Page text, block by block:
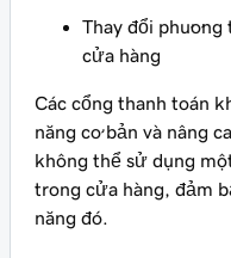
Thay đổi phương
cửa hàng
Các cổng thanh toán
năng cơ bản và nâng
không thể sử dụng
trong cửa hàng, đảm
năng đó.